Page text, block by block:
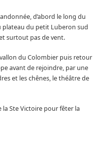
d’abord le long du
plateau du petit Luberon sud
surtout pas de vent.
du Colombier puis retour
avant de rejoindre, par une
et les chênes, le théâtre de
la Ste Victoire pour fêter la